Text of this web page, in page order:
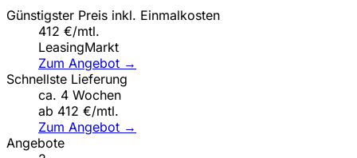
Günstigster Preis inkl. Einmalkosten
412 €/mtl.
LeasingMarkt
Zum Angebot →
Schnellste Lieferung
ca. 4 Wochen
ab 412 €/mtl.
Zum Angebot →
Angebote